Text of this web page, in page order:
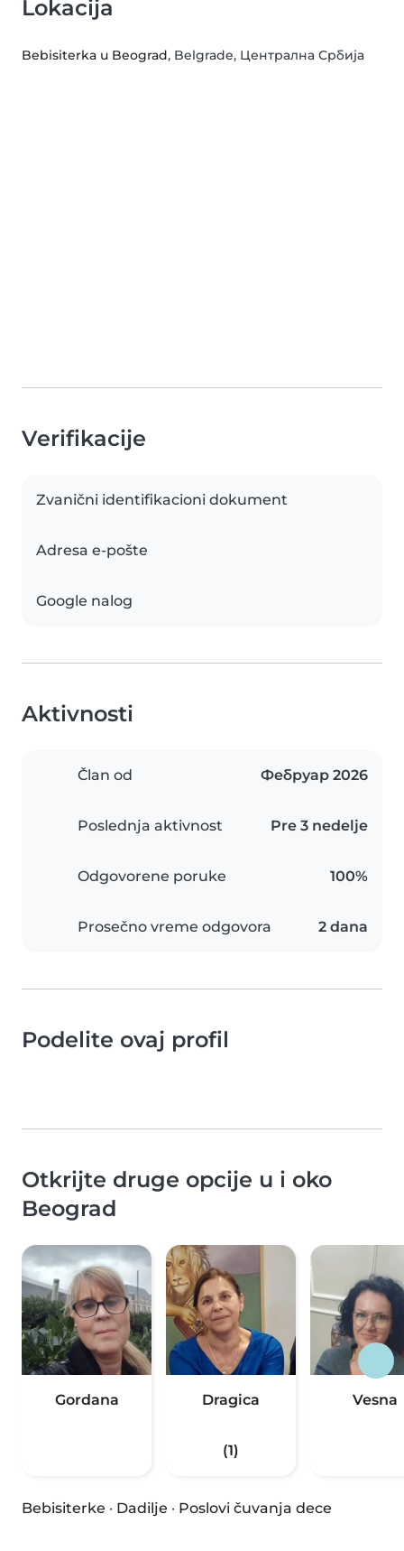
Lokacija
Bebisiterka u Beograd, Belgrade, Централна Србија
Verifikacije
Zvanični identifikacioni dokument
Adresa e-pošte
Google nalog
Aktivnosti
Član od Фебруар 2026
Poslednja aktivnost Pre 3 nedelje
Odgovorene poruke 100%
Prosečno vreme odgovora 2 dana
Podelite ovaj profil
Otkrijte druge opcije u i oko
Beograd
Gordana Dragica
(1)
Vesna
Bebisiterke · Dadilje · Poslovi čuvanja dece